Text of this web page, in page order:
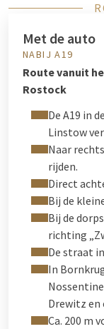
Met de auto
NABIJ A19
Route vanuit
Rostock
De A19 in
Linstow
Naar
rijden.
Direct
Bij de
Bij de
richting
De straat
In
Drewitz en
Ca. 200 m